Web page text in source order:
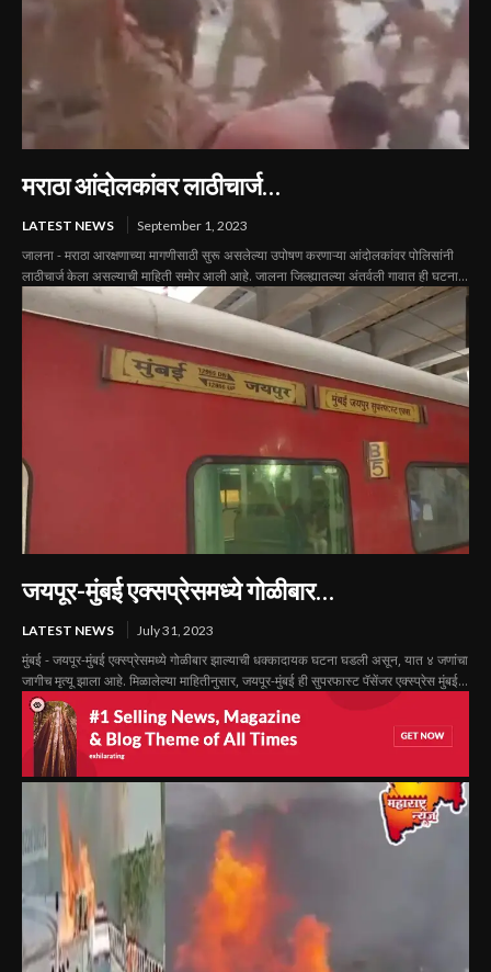
मराठा आंदोलकांवर लाठीचार्ज…
LATEST NEWS September 1, 2023
जालना - मराठा आरक्षणाच्या मागणीसाठी सुरू असलेल्या उपोषण करणाऱ्या आंदोलकांवर पोलिसांनी
लाठीचार्ज केला असल्याची माहिती समोर आली आहे. जालना जिल्ह्यातल्या अंतर्वली गावात ही घटना...
जयपूर-मुंबई एक्सप्रेसमध्ये गोळीबार…
LATEST NEWS July 31, 2023
मुंबई - जयपूर-मुंबई एक्स्प्रेसमध्ये गोळीबार झाल्याची धक्कादायक घटना घडली असून, यात ४ जणांचा
जागीच मृत्यू झाला आहे. मिळालेल्या माहितीनुसार, जयपूर-मुंबई ही सुपरफास्ट पॅसेंजर एक्स्प्रेस मुंबई...